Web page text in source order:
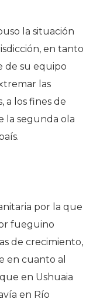
la situación
en tanto
de su equipo
las
a los fines de
la segunda ola
por la que
fueguino
de crecimiento,
en cuanto al
en Ushuaia
en Río